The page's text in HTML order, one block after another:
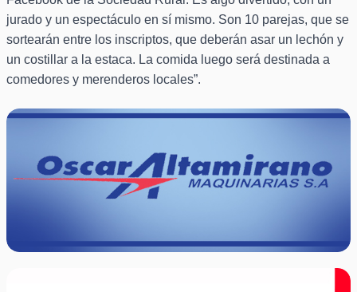
jurado y un espectáculo en sí mismo. Son 10 parejas, que se
sortearán entre los inscriptos, que deberán asar un lechón y
un costillar a la estaca. La comida luego será destinada a
comedores y merenderos locales”.